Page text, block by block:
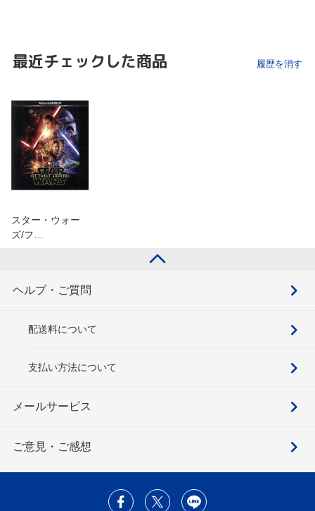
最近チェックした商品 履歴を消す
スター・ウォー
ズ/フ…
ヘルプ・ご質問
配送料について
支払い方法について
メールサービス
ご意見・ご感想